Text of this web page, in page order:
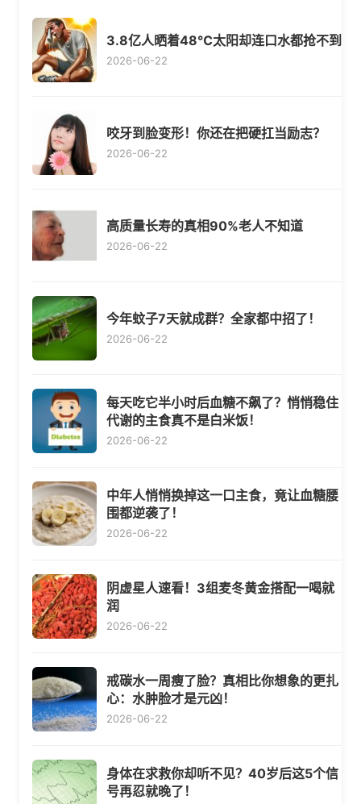
3.8亿人晒着48℃太阳却连口水都抢不到
2026-06-22
咬牙到脸变形！你还在把硬扛当励志？
2026-06-22
高质量长寿的真相90%老人不知道
2026-06-22
今年蚊子7天就成群？全家都中招了！
2026-06-22
每天吃它半小时后血糖不飙了？悄悄稳住
代谢的主食真不是白米饭！
2026-06-22
中年人悄悄换掉这一口主食，竟让血糖腰
围都逆袭了！
2026-06-22
阴虚星人速看！3组麦冬黄金搭配一喝就
润
2026-06-22
戒碳水一周瘦了脸？真相比你想象的更扎
心：水肿脸才是元凶！
2026-06-22
身体在求救你却听不见？40岁后这5个信
号再忍就晚了！